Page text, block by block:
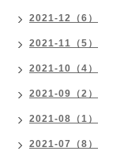
2021-12（6）
2021-11（5）
2021-10（4）
2021-09（2）
2021-08（1）
2021-07（8）